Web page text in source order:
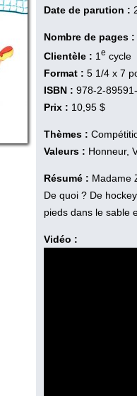
Date de parution :
Nombre de pages :
Clientèle : 1 e cycle
Format : 5 1/4 x 7
ISBN : 978-2-
Prix : 10,95 $
Thèmes :
Valeurs : Honneur,
Résumé : Madame
De quoi ? De
pieds dans le sable
Vidéo :